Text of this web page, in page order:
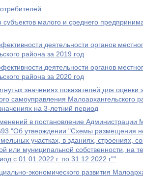
субъектов малого и среднего
деятельности органов
района за 2019 год
деятельности органов
района за 2020 год
значениях показателей для
самоуправления Малоархангельского
на 3-летний период
в постановление Администрации
"Об утверждении "Схемы размещения
участках, в зданиях, строениях,
или муниципальной собственности, на
с 01.01.2022 г. по 31.12.2022 г""
экономического развития